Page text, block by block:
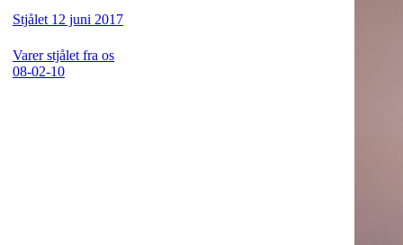
Stjålet 12 juni 2017
Varer stjålet fra os
08-02-10